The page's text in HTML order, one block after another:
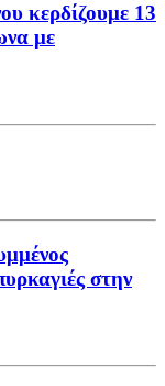
κερδίζουμε 13
με
στην